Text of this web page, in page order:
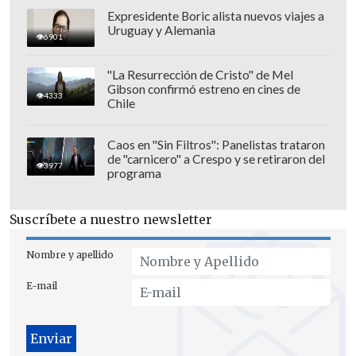
ateniéndome a los conductos de la
Fiscalía y pdi".
"Les pido comprensión, empatia y
cuidado a todos y a cada uno de los
6901
Expresidente Boric alista nuevos viajes a
Uruguay y Alemania
4333
"La Resurrección de Cristo" de Mel
Gibson confirmó estreno en cines de
Chile
3977
Caos en "Sin Filtros": Panelistas trataron
de "carnicero" a Crespo y se retiraron del
programa
Suscríbete a nuestro newsletter
Nombre y apellido
E-mail